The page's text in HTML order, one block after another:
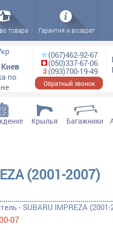
товара Гарантия и возврат
по
(067)462-92-67
(050)337-67-06
(093)700-19-49
Обратный звонок
Крылья Багажники
(2001-2007)
- SUBARU IMPREZA (2001-
07